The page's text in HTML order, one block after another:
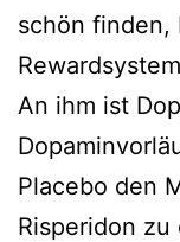
schön finden,
An ihm ist
Placebo den
Risperidon